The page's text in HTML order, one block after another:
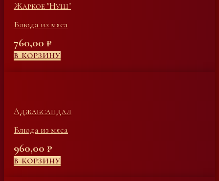
Жаркое "Нуш"
Блюда из мяса
760,00 ₽
В КОРЗИНУ
Аджабсандал
Блюда из мяса
960,00 ₽
В КОРЗИНУ